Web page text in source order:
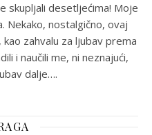
skupljali desetljećima! Moje
Nekako, nostalgično, ovaj
zahvalu za ljubav prema
i naučili me, ni neznajući,
dalje….